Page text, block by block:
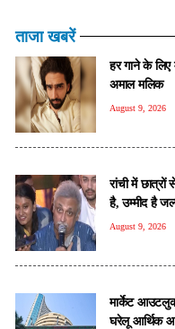
ताजा खबरें
हर गाने के लिए
अमाल मलिक
August 9, 2026
रांची में छात्रों
है, उम्मीद है
August 9, 2026
मार्केट
घरेलू आर्थिक